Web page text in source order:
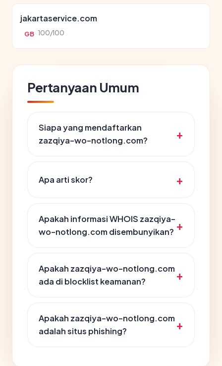
jakartaservice.com
GB 100/100
Pertanyaan Umum
Siapa yang mendaftarkan
zazqiya-wo-notlong.com?
Apa arti skor?
Apakah informasi WHOIS zazqiya-
wo-notlong.com disembunyikan?
Apakah zazqiya-wo-notlong.com
ada di blocklist keamanan?
Apakah zazqiya-wo-notlong.com
adalah situs phishing?